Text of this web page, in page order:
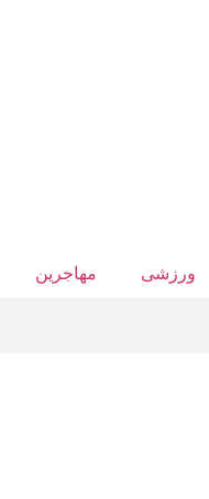
ورزشی مهاجرین